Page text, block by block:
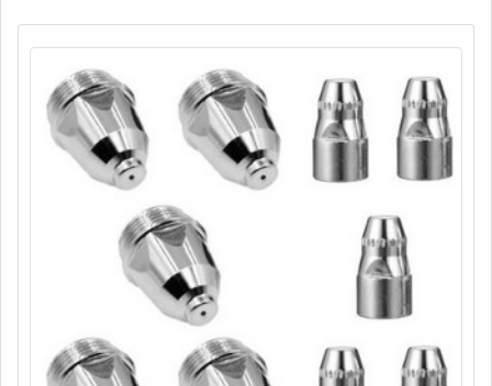
Plurimáquinas as melhores opções sempre estão à espera
quando precisar de soluções para venda e manutenção de
máquinas de solda e acessórios. E pensando no cliente,
além de toda qualidade e tecnologia, ainda oferece as
melhores condições de pagamento do mercado.
RELEVANTES SOBRE O SERVIÇODesta forma, se um
conserto de máquinas de solda é realizado de forma lenta,
os setores industriais que necessitam do bom desempenho
da máquina não poderão contar com esse item por um
tempo significativo, o que irá reduzir a produtividade destes
setores e, consequentemente, gerar prejuízos. Segue
abaixo as principais vantagens da assistência técnica
máquina de solda SP:Avaliação adequada do
equipamento;Substituição de peças;Conservação da
carenagem e pintura;Profissionais treinados para
manutenção;Equipe de acompanhamento do
projeto.Colocando de forma simplista, é feito uma análise